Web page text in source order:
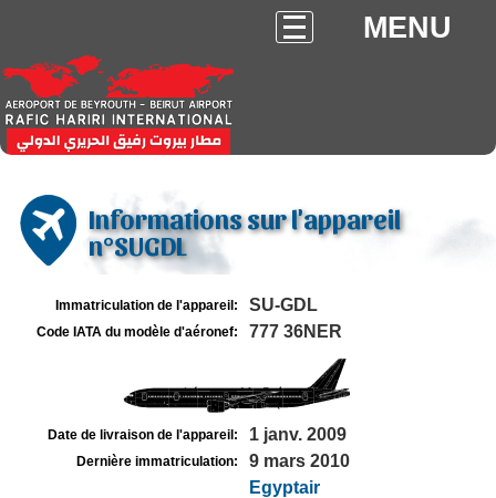
MENU
Informations sur l'appareil
n°SUGDL
Immatriculation de l'appareil: SU-GDL
Code IATA du modèle d'aéronef: 777 36NER
Date de livraison de l'appareil: 1 janv. 2009
Dernière immatriculation: 9 mars 2010
Egyptair